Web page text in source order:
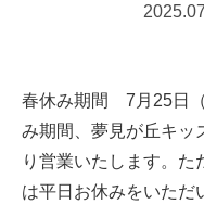
春休み期間 7月25日
み期間、夢見が丘キッ
り営業いたします。た
は平日お休みをいただ